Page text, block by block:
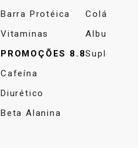
Barra Protéica
Vitaminas
PROMOÇÕES 8.8
Cafeína
Diurético
Beta Alanina
Colágeno
Albumina